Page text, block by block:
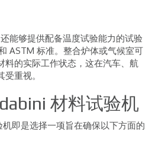
能够提供配备温度试验能力的试验
ASTM 标准。整合炉体或气候室可
料的实际工作状态，这在汽车、航
重视。
材料试验机
即是选择一项旨在确保以下方面的